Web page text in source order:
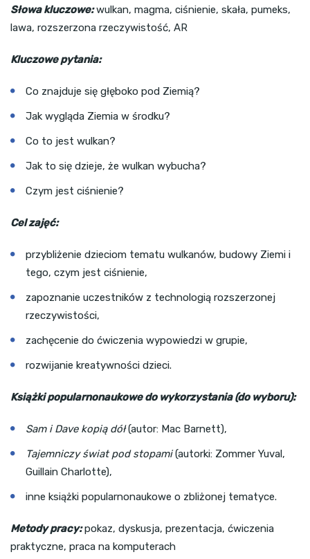
Słowa kluczowe:wulkan, magma, ciśnienie, skała, pumeks,
lawa, rozszerzona rzeczywistość, AR
Kluczowe pytania:
Co znajduje się głęboko pod Ziemią?
Jak wygląda Ziemia w środku?
Co to jest wulkan?
Jak to się dzieje, że wulkan wybucha?
Czym jest ciśnienie?
Cel zajęć:
przybliżenie dzieciom tematu wulkanów, budowy Ziemi i
tego, czym jest ciśnienie,
zapoznanie uczestników z technologią rozszerzonej
rzeczywistości,
zachęcenie do ćwiczenia wypowiedzi w grupie,
rozwijanie kreatywności dzieci.
Książki popularnonaukowe do wykorzystania (do wyboru):
Sam i Dave kopią dół(autor: Mac Barnett),
Tajemniczy świat pod stopami(autorki: Zommer Yuval,
Guillain Charlotte),
inne książki popularnonaukowe o zbliżonej tematyce.
Metody pracy:pokaz, dyskusja, prezentacja, ćwiczenia
praktyczne, praca na komputerach